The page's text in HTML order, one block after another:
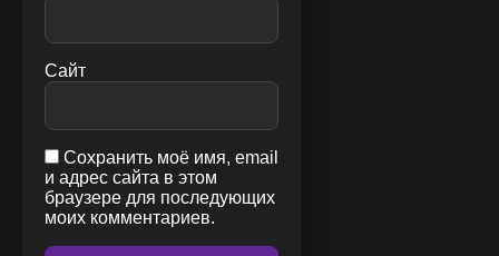
Сайт
Сохранить моё имя, email
и адрес сайта в этом
браузере для последующих
моих комментариев.